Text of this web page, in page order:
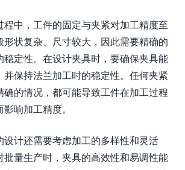
程中，工件的固定与夹紧对加工精度至
形状复杂、尺寸较大，因此需要精确的
稳定性。在设计夹具时，要确保夹具能
并保持法兰加工时的稳定性。任何夹紧
确的情况，都可能导致工件在加工过程
响加工精度。
设计还需要考虑加工的多样性和灵活
批量生产时，夹具的高效性和易调性能